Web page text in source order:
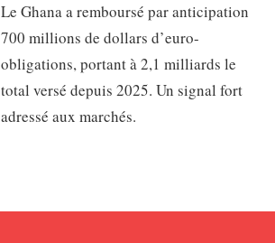
Le Ghana a remboursé par anticipation
700 millions de dollars d’euro-
obligations, portant à 2,1 milliards le
total versé depuis 2025. Un signal fort
adressé aux marchés.